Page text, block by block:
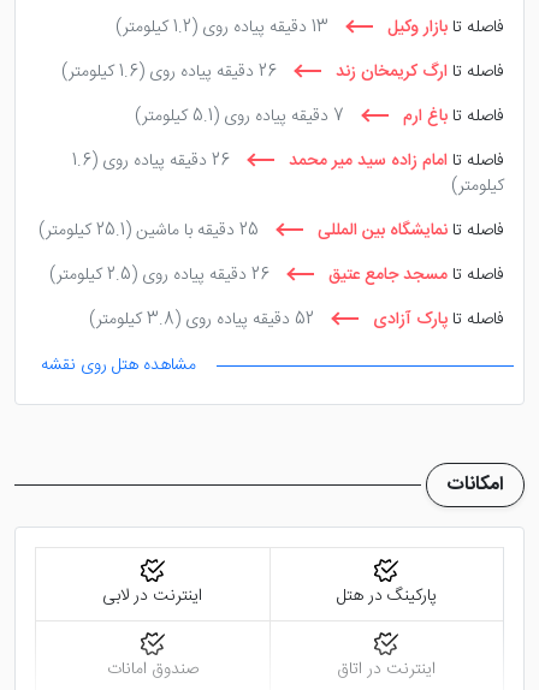
فاصله تا بازار وکیل 13 دقیقه پیاده روی
(1.2 کیلومتر)
فاصله تا ارگ کریمخان زند 26 دقیقه پیاده روی
(1.6 کیلومتر)
فاصله تا باغ ارم 7 دقیقه پیاده روی
(5.1 کیلومتر)
فاصله تا امام زاده سید میر محمد 26 دقیقه پیاده روی
(1.6
کیلومتر)
فاصله تا نمایشگاه بین المللی 25 دقیقه با ماشین
(25.1 کیلومتر)
فاصله تا مسجد جامع عتیق 26 دقیقه پیاده روی
(2.5 کیلومتر)
فاصله تا پارک آزادی 52 دقیقه پیاده روی
(3.8 کیلومتر)
مشاهده هتل روی نقشه
امکانات
پارکینگ در هتل اینترنت در لابی
اینترنت در اتاق صندوق امانات